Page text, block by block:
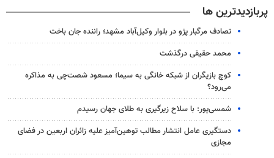
پربازدیدترین ها
تصادف مرگبار پژو در بلوار وکیل‌آباد مشهد؛ راننده جان باخت
محمد حقیقی درگذشت
کوچ بازیگران از شبکه خانگی به سیما؛ مسعود شصت‌چی به مذاکره
می‌رود؟
شمسی‌پور: با سلاح زیرگیری به طلای جهان رسیدم
دستگیری عامل انتشار مطالب توهین‌آمیز علیه زائران اربعین در فضای
مجازی